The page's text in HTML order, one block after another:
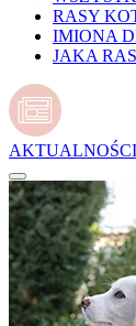
RASY
IMIONA
JAKA
AKTUALNOŚCI